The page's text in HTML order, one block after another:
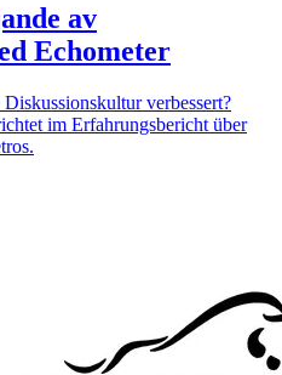
av
Echometer
verbessert?
im Erfahrungsbericht über